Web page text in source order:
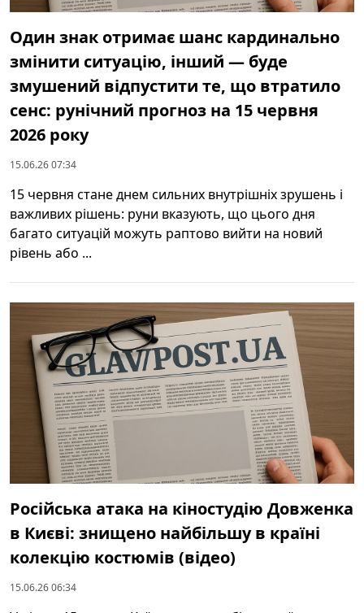
Один знак отримає шанс кардинально
змінити ситуацію, інший — буде
змушений відпустити те, що втратило
сенс: рунічний прогноз на 15 червня
2026 року
15.06.26 07:34
15 червня стане днем сильних внутрішніх зрушень і
важливих рішень: руни вказують, що цього дня
багато ситуацій можуть раптово вийти на новий
рівень або ...
Російська атака на кіностудію Довженка
в Києві: знищено найбільшу в країні
колекцію костюмів (відео)
15.06.26 06:34